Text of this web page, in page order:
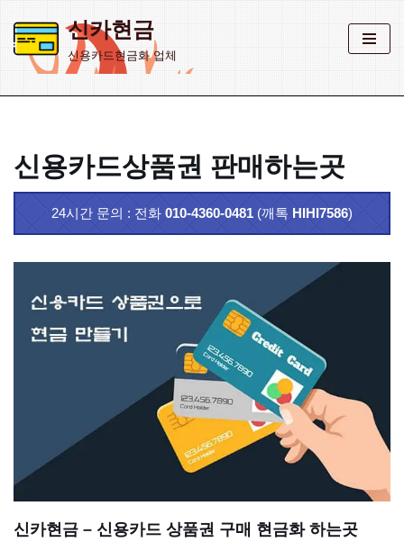
콘
너
뛰
신카현금
신용카드현금화 업체
신용카드상품권 판매하는곳
24시간 문의 : 전화 010-4360-0481 (깨톡 HIHI7586)
신카현금 – 신용카드 상품권 구매 현금화 하는곳